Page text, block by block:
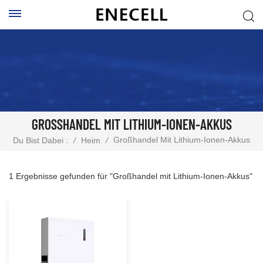
GROSSHANDEL MIT LITHIUM-IONEN-AKKUS
Du Bist Dabei : / Heim / Großhandel Mit Lithium-Ionen-Akkus
1 Ergebnisse gefunden für "Großhandel mit Lithium-Ionen-Akkus"